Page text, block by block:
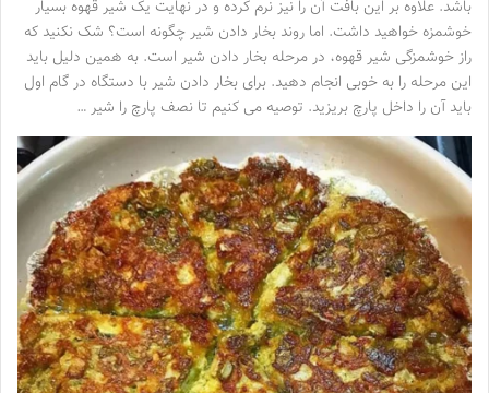
باشد. علاوه بر این بافت آن را نیز نرم کرده و در نهایت یک شیر قهوه بسیار
خوشمزه خواهید داشت. اما روند بخار دادن شیر چگونه است؟ شک نکنید که
راز خوشمزگی شیر قهوه، در مرحله بخار دادن شیر است. به همین دلیل باید
این مرحله را به خوبی انجام دهید. برای بخار دادن شیر با دستگاه در گام اول
باید آن را داخل پارچ بریزید. توصیه می کنیم تا نصف پارچ را شیر …